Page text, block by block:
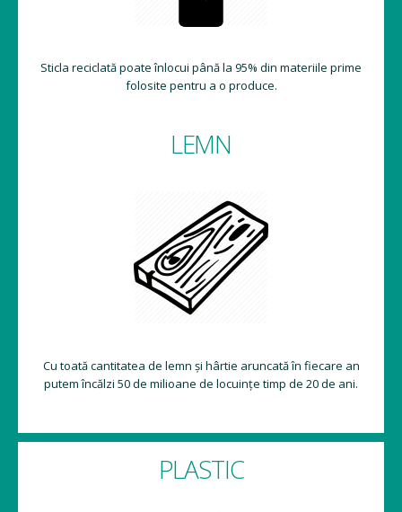
Sticla reciclată poate înlocui până la 95% din materiile prime
folosite pentru a o produce.
LEMN
Cu toată cantitatea de lemn și hârtie aruncată în fiecare an
putem încălzi 50 de milioane de locuințe timp de 20 de ani.
PLASTIC